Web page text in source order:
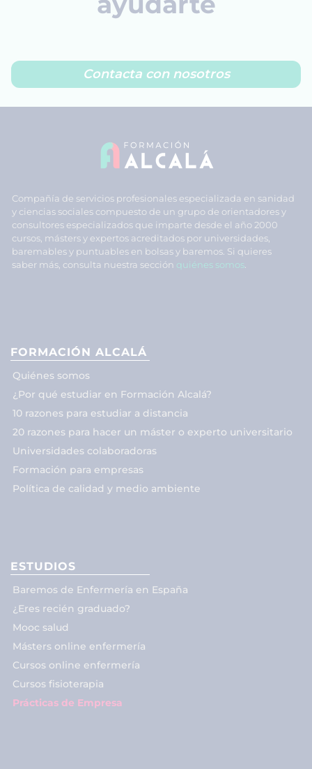
Contacta con nosotros
Compañía de servicios profesionales especializada en sanidad
y ciencias sociales compuesto de un grupo de orientadores y
consultores especializados que imparte desde el año 2000
cursos, másters y expertos acreditados por universidades,
baremables y puntuables en bolsas y baremos. Si quieres
saber más, consulta nuestra sección quiénes somos
FORMACIÓN ALCALÁ
Quiénes somos
¿Por qué estudiar en Formación Alcalá?
10 razones para estudiar a distancia
20 razones para hacer un máster o experto universitario
Universidades colaboradoras
Formación para empresas
Política de calidad y medio ambiente
ESTUDIOS
Baremos de Enfermería en España
¿Eres recién graduado?
Mooc salud
Másters online enfermería
Cursos online enfermería
Cursos fisioterapia
Prácticas de Empresa